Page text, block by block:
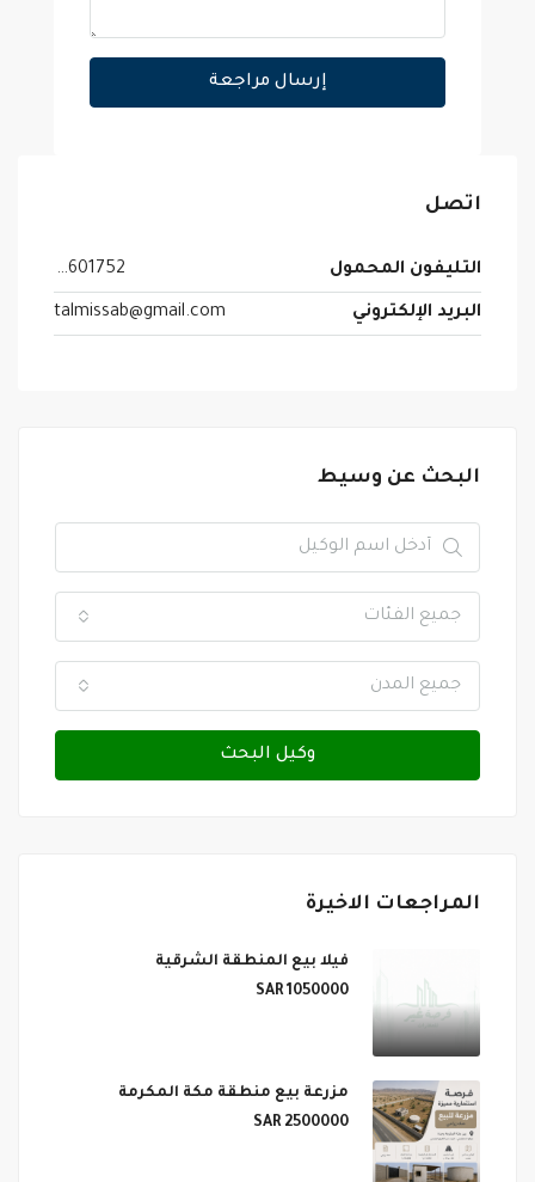
إرسال مراجعة
اتصل
التليفون المحمول 0504601752
البريد الإلكتروني talmissab@gmail.com
البحث عن وسيط
جميع الفئات
جميع المدن
وكيل البحث
المراجعات الاخيرة
فيلا بيع المنطقة الشرقية
1050000 SAR
مزرعة بيع منطقة مكة المكرمة
2500000 SAR